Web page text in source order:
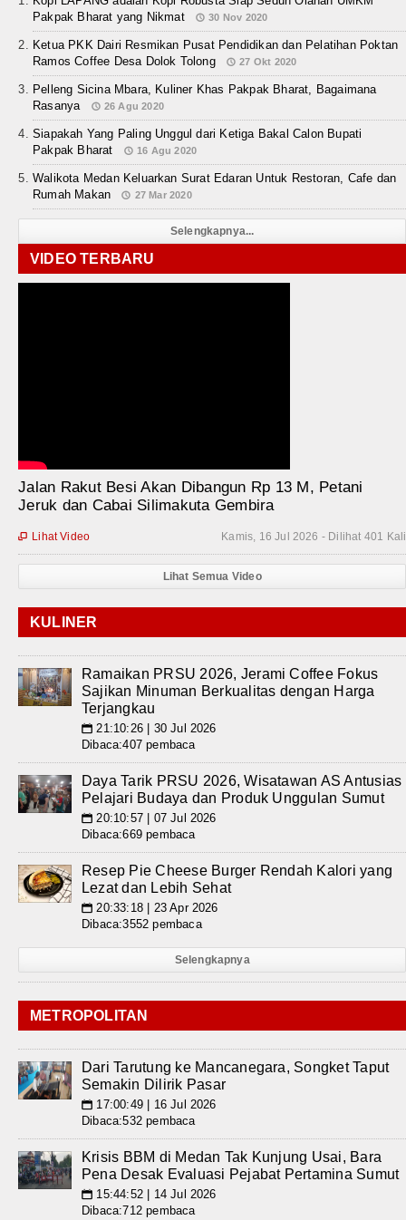
Pakpak Bharat yang Nikmat
30 Nov 2020
Ketua PKK Dairi Resmikan Pusat Pendidikan dan Pelatihan Poktan
Ramos Coffee Desa Dolok Tolong
27 Okt 2020
Pelleng Sicina Mbara, Kuliner Khas Pakpak Bharat, Bagaimana
Rasanya
26 Agu 2020
Siapakah Yang Paling Unggul dari Ketiga Bakal Calon Bupati
Pakpak Bharat
16 Agu 2020
Walikota Medan Keluarkan Surat Edaran Untuk Restoran, Cafe dan
Rumah Makan
27 Mar 2020
Selengkapnya...
VIDEO TERBARU
Jalan Rakut Besi Akan Dibangun Rp 13 M, Petani
Jeruk dan Cabai Silimakuta Gembira
Kamis, 16 Jul 2026 - Dilihat 401 Kali
 Lihat Video
Lihat Semua Video
KULINER
Ramaikan PRSU 2026, Jerami Coffee Fokus
Sajikan Minuman Berkualitas dengan Harga
Terjangkau
📅 21:10:26 | 30 Jul 2026
Dibaca:407 pembaca
Daya Tarik PRSU 2026, Wisatawan AS Antusias
Pelajari Budaya dan Produk Unggulan Sumut
📅 20:10:57 | 07 Jul 2026
Dibaca:669 pembaca
Resep Pie Cheese Burger Rendah Kalori yang
Lezat dan Lebih Sehat
📅 20:33:18 | 23 Apr 2026
Dibaca:3552 pembaca
Selengkapnya
METROPOLITAN
Dari Tarutung ke Mancanegara, Songket Taput
Semakin Dilirik Pasar
📅 17:00:49 | 16 Jul 2026
Dibaca:532 pembaca
Krisis BBM di Medan Tak Kunjung Usai, Bara
Pena Desak Evaluasi Pejabat Pertamina Sumut
📅 15:44:52 | 14 Jul 2026
Dibaca:712 pembaca